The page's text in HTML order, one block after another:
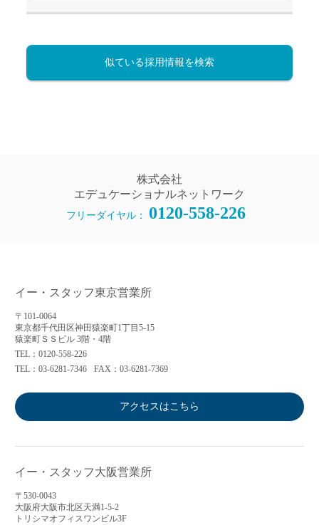
似ている採用情報を検索
株式会社
エデュケーショナルネットワーク
フリーダイヤル： 0120-558-226
イー・スタッフ東京営業所
〒101-0064
東京都千代田区神田猿楽町1丁目5-15
猿楽町ＳＳビル 3階・4階
TEL：0120-558-226
TEL：03-6281-7346
FAX：03-6281-7369
アクセスはこちら
イー・スタッフ大阪営業所
〒530-0043
大阪府大阪市北区天満1-5-2
トリシマオフィスワンビル3F